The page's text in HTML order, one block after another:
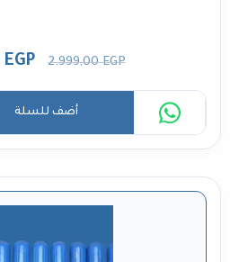
2.999,00EGP
EGP
أضف للسلة